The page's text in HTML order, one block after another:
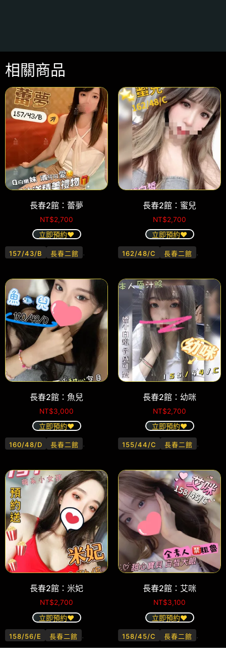
相關商品
長春2館：蕾夢
NT$2,700
立即預約❤️
157/43/B 長春二館 .
長春2館：蜜兒
NT$2,700
立即預約❤️
162/48/C 長春二館 .
長春2館：魚兒
NT$3,000
立即預約❤️
160/48/D 長春二館 .
長春2館：幼咪
NT$2,700
立即預約❤️
155/44/C 長春二館 .
長春2館：米妃
NT$2,700
立即預約❤️
158/56/E 長春二館 .
長春2館：艾咪
NT$3,100
立即預約❤️
158/45/C 長春二館 .